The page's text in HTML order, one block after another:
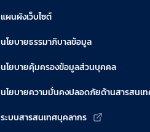
แผนผังเว็บไซต์
นโยบายธรรมาภิบาลข้อมูล
นโยบายคุ้มครองข้อมูลส่วนบุคคล
นโยบายความมั่นคงปลอดภัยด้านสารสนเ
ระบบสารสนเทศบุคลากร